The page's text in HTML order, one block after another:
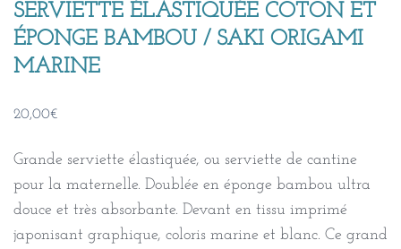
SERVIETTE ÉLASTIQUÉE COTON ET
ÉPONGE BAMBOU / SAKI ORIGAMI
MARINE
20,00€
Grande serviette élastiquée, ou serviette de cantine
pour la maternelle. Doublée en éponge bambou ultra
douce et très absorbante. Devant en tissu imprimé
japonisant graphique, coloris marine et blanc. Ce grand